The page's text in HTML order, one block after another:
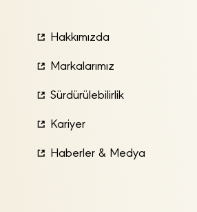
Hakkımızda
Markalarımız
Sürdürülebilirlik
Kariyer
Haberler & Medya